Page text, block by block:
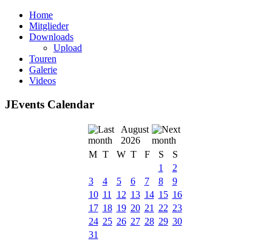
Home
Mitglieder
Downloads
Upload
Touren
Galerie
Videos
JEvents Calendar
August
2026
M T W T F S
S
1
2
3
4 5 6 7 8
9
10 11 12 13 14 15 16
17 18 19 20 21 22 23
24 25 26 27 28 29 30
31